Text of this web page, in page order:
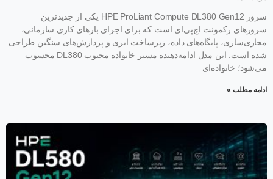
سرور HPE ProLiant Compute DL380 Gen12 یکی از جدیدترین
سرورهای رکمونت اچ‌پی‌ای است که برای اجرای بارهای کاری سازمانی،
مجازی‌سازی، پایگاه‌های داده، زیرساخت ابری و پردازش‌های سنگین طراحی
شده است. این مدل ادامه‌دهنده مسیر خانواده محبوب DL380 محسوب
می‌شود؛ خانواده‌ای
ادامه مطلب »